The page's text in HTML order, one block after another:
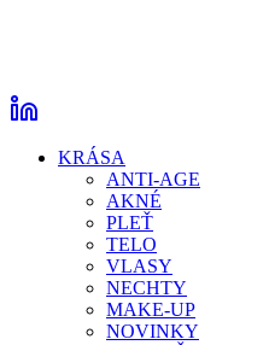
KRÁSA
ANTI-AGE
AKNÉ
PLEŤ
TELO
VLASY
NECHTY
MAKE-UP
NOVINKY